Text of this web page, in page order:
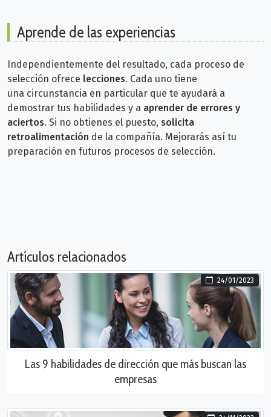
Aprende de las experiencias
Independientemente del resultado, cada proceso de
selección ofrece lecciones. Cada uno tiene
una circunstancia en particular que te ayudará a
demostrar tus habilidades y a aprender de errores y
aciertos. Si no obtienes el puesto, solicita
retroalimentación de la compañía. Mejorarás así tu
preparación en futuros procesos de selección.
Artículos relacionados
24/01/2023
Las 9 habilidades de dirección que más buscan las
empresas